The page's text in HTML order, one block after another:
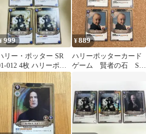
999
リー・ポッター SR
012 4枚 ハリーポッ
ーカード
¥889
ハリーポッターカード
ゲーム 賢者の石 SR